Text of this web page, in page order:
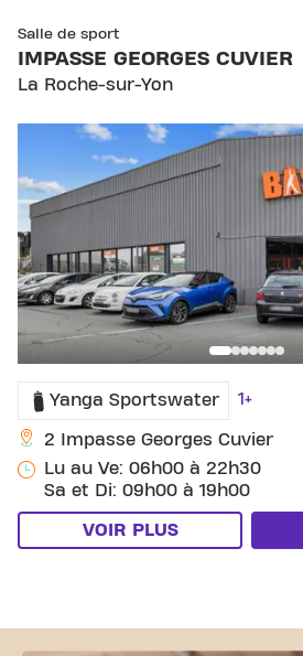
Salle de sport
IMPASSE GEORGES CUVIER
La Roche-sur-Yon
Yanga Sportswater 1+
2 Impasse Georges Cuvier
Lu au Ve: 06h00 à 22h30
Sa et Di: 09h00 à 19h00
VOIR PLUS